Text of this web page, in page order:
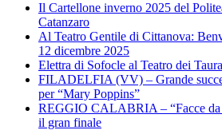
Il Cartellone inverno 2025 del
Catanzaro
Al Teatro Gentile di Cittanova:
12 dicembre 2025
Elettra di Sofocle al Teatro dei
FILADELFIA (VV) – Grande
per “Mary Poppins”
REGGIO CALABRIA – “Facce da
il gran finale